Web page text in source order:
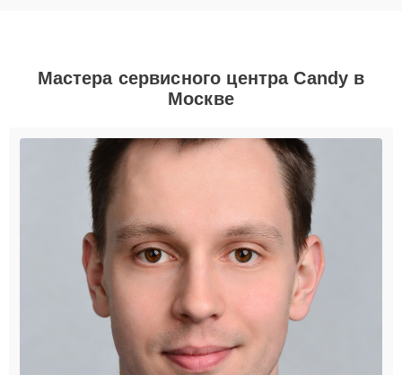
Мастера сервисного центра Candy в
Москве